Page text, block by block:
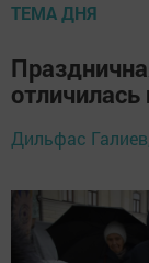
ТЕМА ДНЯ
Дильфас